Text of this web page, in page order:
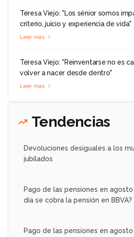
Teresa Viejo: "Los sénior somos
criterio, juicio y experiencia de vida"
Leer más
Teresa Viejo: "Reinventarse no es
volver a nacer desde dentro"
Leer más
Tendencias
Devoluciones desiguales a los
jubilados
Pago de las pensiones en
día se cobra la pensión en BBVA?
Pago de las pensiones en